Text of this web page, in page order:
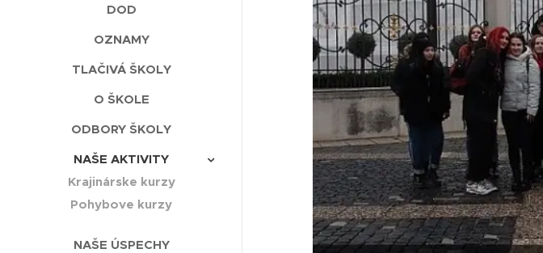
DOD
OZNAMY
TLAČIVÁ ŠKOLY
O ŠKOLE
ODBORY ŠKOLY
NAŠE AKTIVITY
Krajinárske kurzy
Pohybove kurzy
NAŠE ÚSPECHY